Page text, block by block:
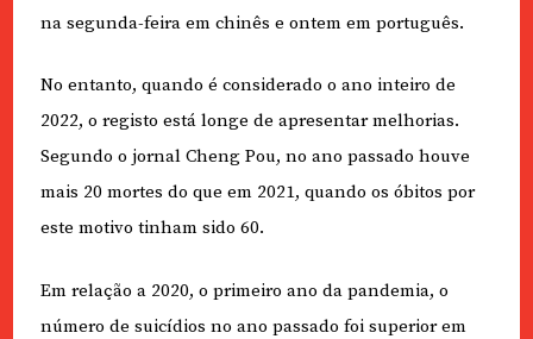
na segunda-feira em chinês e ontem em português.
No entanto, quando é considerado o ano inteiro de
2022, o registo está longe de apresentar melhorias.
Segundo o jornal Cheng Pou, no ano passado houve
mais 20 mortes do que em 2021, quando os óbitos por
este motivo tinham sido 60.
Em relação a 2020, o primeiro ano da pandemia, o
número de suicídios no ano passado foi superior em